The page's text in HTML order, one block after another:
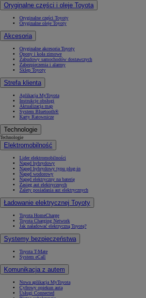
Oryginalne części i oleje Toyota
Oryginalne części Toyoty
Oryginalne oleje Toyoty
Akcesoria
Oryginalne akcesoria Toyoty
Opony i koła zimowe
Zabudowy samochodów dostawczych
Zabezpieczenia i alarmy
Sklep Toyoty
Strefa klienta
Aplikacja MyToyota
Instrukcje obsługi
Aktualizacja map
System Bluetooth®
Karty Ratownicze
Technologie
Technologie
Elektromobilność
Lider elektromobilności
Napęd hybrydowy
Napęd hybrydowy typu plug-in
Napęd wodorowy
Napęd elektryczny na baterię
Zasięg aut elektrycznych
Zalety posiadania aut elektrycznych
Ładowanie elektrycznej Toyoty
Toyota HomeCharge
Toyota Charging Network
Jak naładować elektryczną Toyotę?
Systemy bezpieczeństwa
Toyota T-Mate
System eCall
Komunikacja z autem
Nowa aplikacja MyToyota
Cyfrowy opiekun auta
Usługi Connected